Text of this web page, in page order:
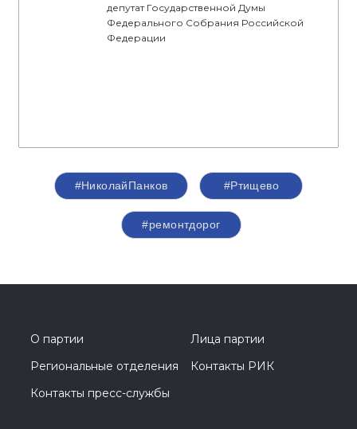
депутат Государственной Думы
Федерального Собрания Российской
Федерации
#НиколайПанков #Ртищево
#ремонтдорог
О партии
Лица партии
Региональные отделения
Контакты РИК
Контакты пресс-службы